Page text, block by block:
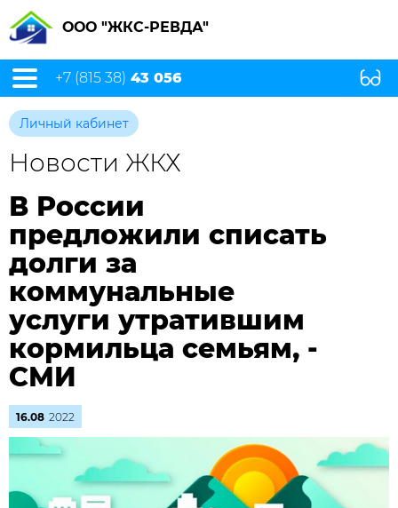
ООО "ЖКС-РЕВДА"
+7 (815 38) 43 056
Личный кабинет
Новости ЖКХ
В России
предложили списать
долги за
коммунальные
услуги утратившим
кормильца семьям, -
СМИ
16.08 2022